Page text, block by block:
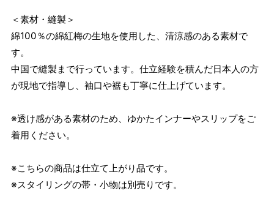
＜素材・縫製＞
綿100％の綿紅梅の生地を使用した、清涼感のある素材で
す。
中国で縫製まで行っています。仕立経験を積んだ日本人の方
が現地で指導し、袖口や裾も丁寧に仕上げています。
※透け感がある素材のため、ゆかたインナーやスリップをご
着用ください。
※こちらの商品は仕立て上がり品です。
※スタイリングの帯・小物は別売りです。